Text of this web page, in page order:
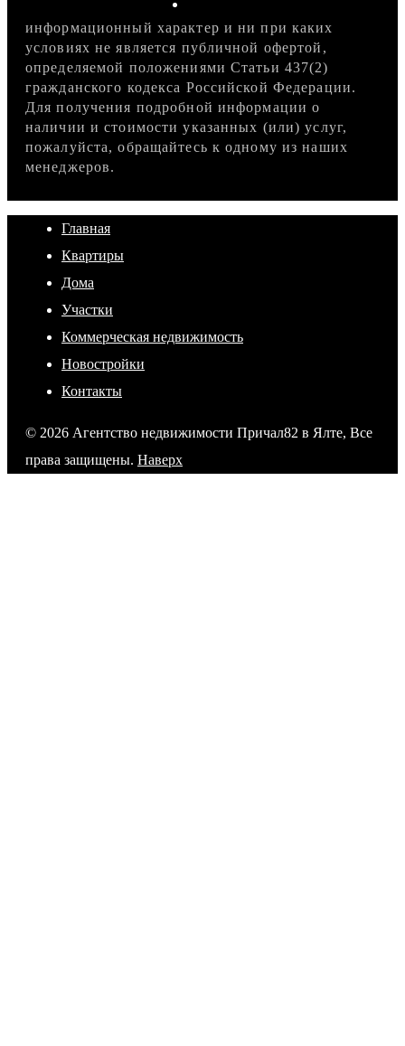
информационный характер и ни при каких
условиях не является публичной офертой,
определяемой положениями Статьи 437(2)
гражданского кодекса Российской Федерации.
Для получения подробной информации о
наличии и стоимости указанных (или) услуг,
пожалуйста, обращайтесь к одному из наших
менеджеров.
Главная
Квартиры
Дома
Участки
Коммерческая недвижимость
Новостройки
Контакты
© 2026 Агентство недвижимости Причал82 в Ялте, Все
права защищены. Наверх